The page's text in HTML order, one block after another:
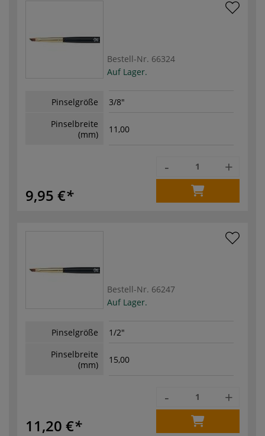
Bestell-Nr. 66324
Auf Lager.
Pinselgröße
3/8"
Pinselbreite
(mm)
11,00
9,95 €
- +
Bestell-Nr. 66247
Auf Lager.
Pinselgröße
1/2"
Pinselbreite
(mm)
15,00
11,20 €
- +